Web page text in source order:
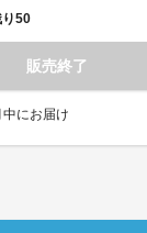
50
販売終了
にお届け